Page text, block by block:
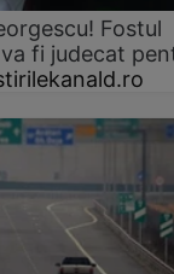
Fostul
fi judecat